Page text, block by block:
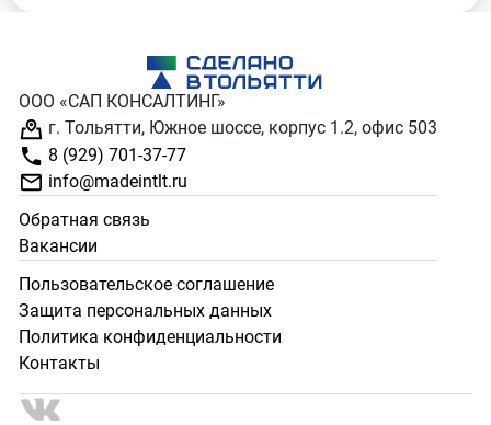
ООО «САП КОНСАЛТИНГ»
г. Тольятти, Южное шоссе, корпус 1.2, офис 503
8 (929) 701-37-77
info@madeintlt.ru
Обратная связь
Вакансии
Пользовательское соглашение
Защита персональных данных
Политика конфиденциальности
Контакты